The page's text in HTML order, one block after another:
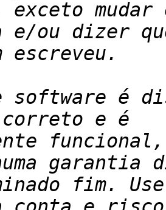
software é
garantia